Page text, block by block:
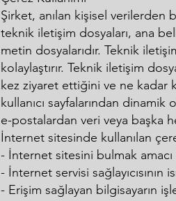
Şirket, anılan kişisel verilerden
teknik iletişim dosyaları, ana
metin dosyalarıdır. Teknik
kolaylaştırır. Teknik iletişim
kez ziyaret ettiğini ve ne kadar
kullanıcı sayfalarından
e-postalardan veri veya başka
İnternet sitesinde kullanılan
- İnternet sitesini bulmak
- İnternet servisi sağlayıcısının
- Erişim sağlayan bilgisayarın